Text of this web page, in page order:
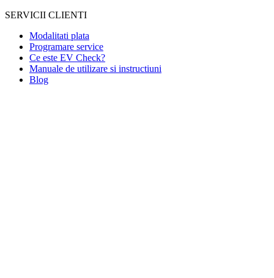
SERVICII CLIENTI
Modalitati plata
Programare service
Ce este EV Check?
Manuale de utilizare si instructiuni
Blog